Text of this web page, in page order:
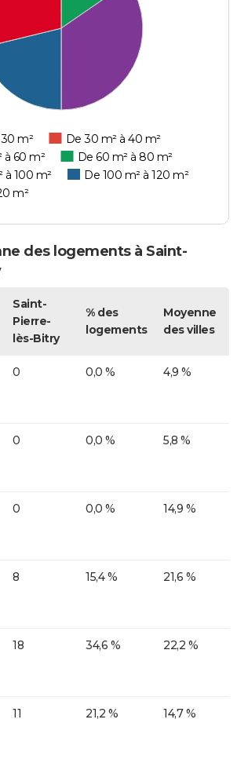
m²
De 30 m² à 40 m²
à 60 m²
De 60 m² à 80 m²
à 100 m²
De 100 m² à 120 m²
m²
des logements à Saint-
Saint-
Pierre-
lès-Bitry
% des
logements
Moyenne
des villes
0 0,0 % 4,9 %
0 0,0 % 5,8 %
0 0,0 % 14,9 %
8 15,4 % 21,6 %
18 34,6 % 22,2 %
11 21,2 % 14,7 %